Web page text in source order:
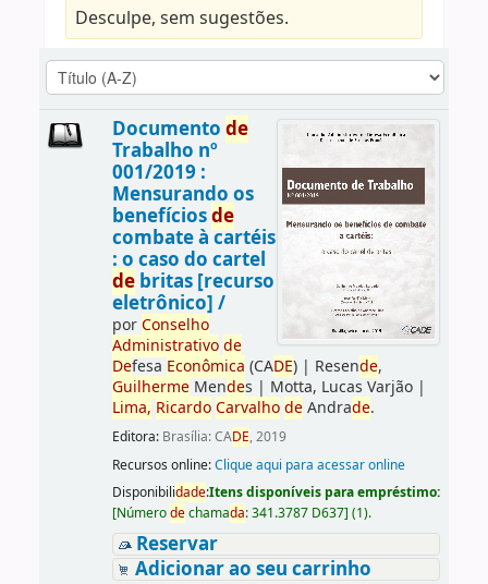
Desculpe, sem sugestões.
Documento de
Trabalho nº
001/2019 :
Mensurando os
benefíciosde
combate à cartéis
: o caso do cartel
debritas [recurso
eletrônico] /
porConselho
Administrativo de
Defesa Econômica (CADE)| Resende,
GuilhermeMendes | Motta, Lucas Varjão|
Lima, Ricardo Carvalho deAndrade.
Editora: Brasília: CADE, 2019
Recursos online:Clique aqui para acessar online
Disponibilidade:Itens disponíveis para empréstimo:
[Númerodechamada:341.3787 D637] (1).
Reservar
Adicionar ao seu carrinho